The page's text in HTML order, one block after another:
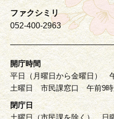
ファクシミリ
052-400-2963
開庁時間
平日（月曜日から金曜日）
土曜日 市民課窓口 午前9時
閉庁日
土曜日（市民課を除く）、日